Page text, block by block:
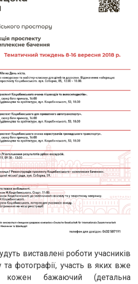
виставлені роботи учасників
фотографії, участь в яких вже
бажаючий (детальна